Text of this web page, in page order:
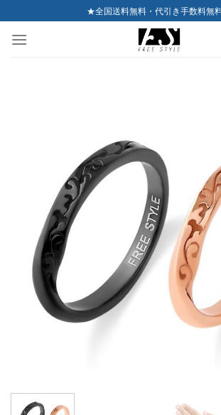
to
content
★全国送料無料・代引き手数料無